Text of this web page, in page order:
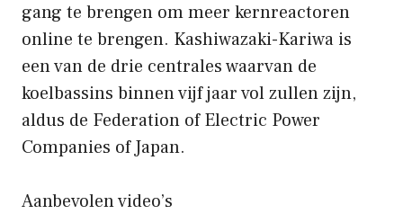
gang te brengen om meer kernreactoren
online te brengen. Kashiwazaki-Kariwa is
een van de drie centrales waarvan de
koelbassins binnen vijf jaar vol zullen zijn,
aldus de Federation of Electric Power
Companies of Japan.
Aanbevolen video’s